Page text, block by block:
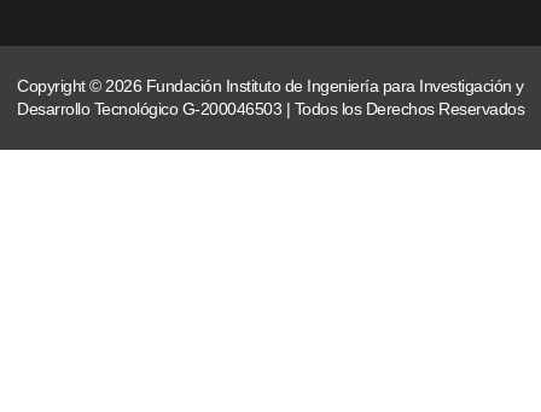
Copyright © 2026 Fundación Instituto de Ingeniería para Investigación y
Desarrollo Tecnológico G-200046503 | Todos los Derechos Reservados